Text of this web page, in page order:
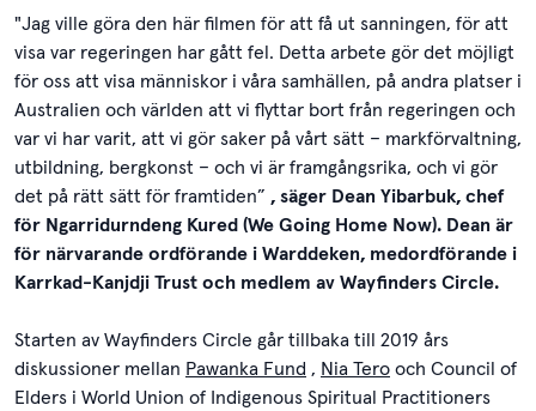
"Jag ville göra den här filmen för att få ut sanningen, för att
visa var regeringen har gått fel. Detta arbete gör det möjligt
för oss att visa människor i våra samhällen, på andra platser i
Australien och världen att vi flyttar bort från regeringen och
var vi har varit, att vi gör saker på vårt sätt – markförvaltning,
utbildning, bergkonst – och vi är framgångsrika, och vi gör
det på rätt sätt för framtiden” , säger Dean Yibarbuk, chef
för Ngarridurndeng Kured (We Going Home Now). Dean är
för närvarande ordförande i Warddeken, medordförande i
Karrkad-Kanjdji Trust och medlem av Wayfinders Circle.
Starten av Wayfinders Circle går tillbaka till 2019 års
diskussioner mellan Pawanka Fund , Nia Tero och Council of
Elders i World Union of Indigenous Spiritual Practitioners